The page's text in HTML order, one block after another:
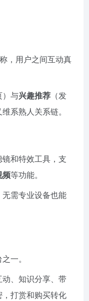
，用户之间互动真
）与兴趣推荐 （发
系熟人关系链。
和特效工具，支
频等功能。
需专业设备也能
一。
、知识分享、带
打赏和购买转化